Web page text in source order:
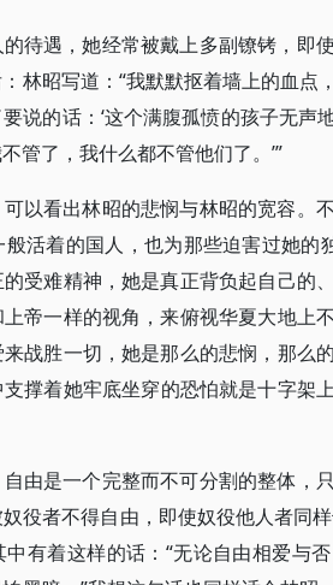
待遇，她经常被戴上多副镣铐，即
林昭写道：“我默默抠着墙上的血点
说的话：‘这个满腹孤愤的孩子无
管了，我什么都不管他们了。’”
以看出林昭的悲悯与林昭的宽容。
活着的国人，也为那些迫害过她
受难精神，她是真正背负起自己的
帝一样的视角，来俯视华夏大地上
战胜一切，她是那么的悲悯，那么
撑着她牢底坐穿的恐怕就是十字
由是一个完整而不可分割的整体，
役者不得自由，即使奴役他人者同
有着这样的话：“无论自由相爱与